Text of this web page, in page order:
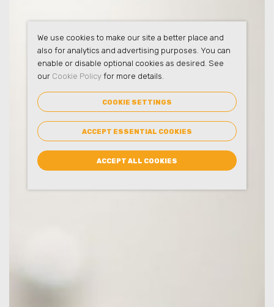
We use cookies to make our site a better place and
also for analytics and advertising purposes. You can
enable or disable optional cookies as desired. See
our Cookie Policyfor more details.
COOKIE SETTINGS
ACCEPT ESSENTIAL COOKIES
ACCEPT ALL COOKIES